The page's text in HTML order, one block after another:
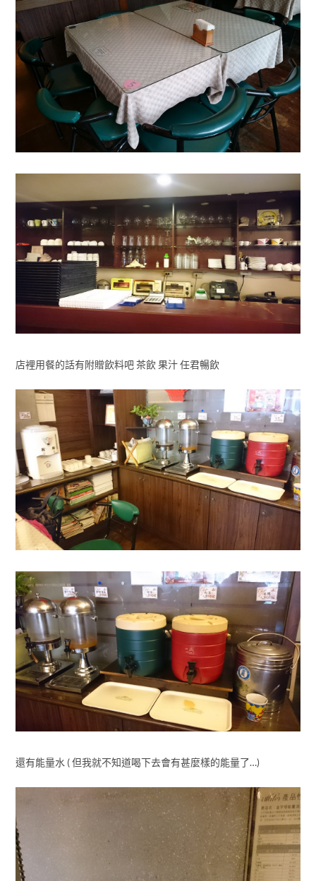
店裡用餐的話有附贈飲料吧 茶飲 果汁 任君暢飲
還有能量水 ( 但我就不知道喝下去會有甚麼樣的能量了…)